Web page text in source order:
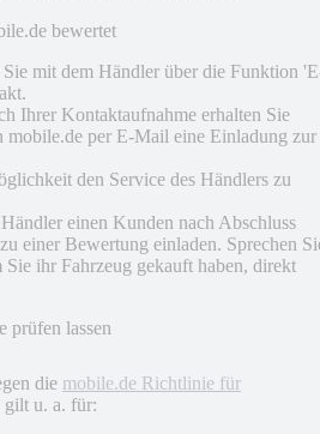
bewertet
Sie mit dem Händler über die Funktion
Ihrer Kontaktaufnahme erhalten Sie
mobile.de per E-Mail eine Einladung zur
den Service des Händlers zu
einen Kunden nach Abschluss
einer Bewertung einladen. Sprechen
Sie ihr Fahrzeug gekauft haben, direkt
prüfen lassen
die mobile.de Richtlinie für
gilt u. a. für: